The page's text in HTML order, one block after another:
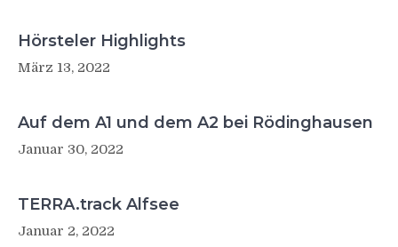
Hörsteler Highlights
März 13, 2022
Auf dem A1 und dem A2 bei Rödinghausen
Januar 30, 2022
TERRA.track Alfsee
Januar 2, 2022